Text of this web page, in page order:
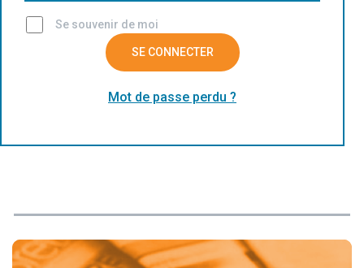
Se souvenir de moi
SE CONNECTER
Mot de passe perdu ?